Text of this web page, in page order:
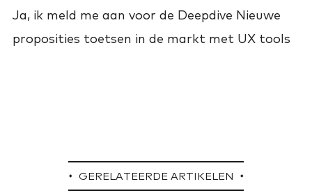
Ja, ik meld me aan voor de Deepdive Nieuwe
proposities toetsen in de markt met UX tools
GERELATEERDE ARTIKELEN